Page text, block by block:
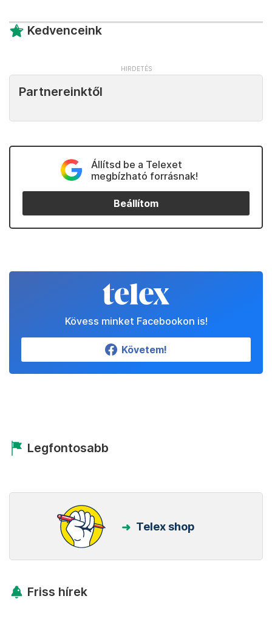
Kedvenceink
Partnereinktől
Állítsd be a Telexet
megbízható forrásnak!
Beállítom
Kövess minket Facebookon is!
Követem!
Legfontosabb
Telex shop
Friss hírek